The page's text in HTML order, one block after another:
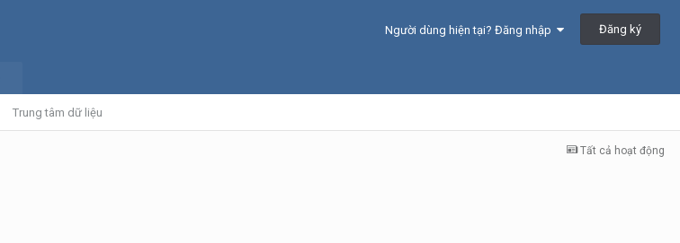
Người dùng hiện tại? Đăng nhập Đăng ký
Trung tâm dữ liệu
Tất cả hoạt động